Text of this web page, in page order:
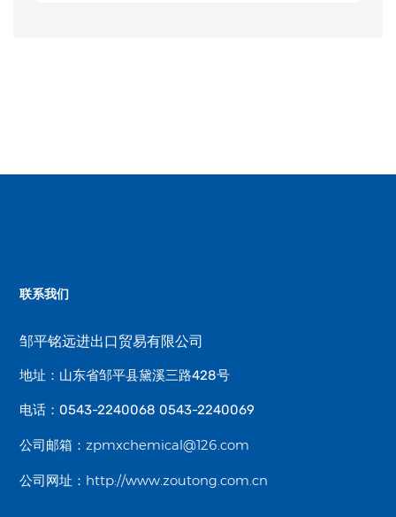
联系我们
邹平铭远进出口贸易有限公司
地址：山东省邹平县黛溪三路428号
电话：0543-2240068 0543-2240069
公司邮箱：zpmxchemical@126.com
公司网址： http://www.zoutong.com.cn